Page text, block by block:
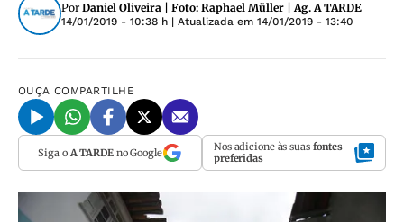
Por Daniel Oliveira | Foto: Raphael Müller | Ag. A TARDE
14/01/2019 - 10:38 h | Atualizada em 14/01/2019 - 13:40
OUÇA COMPARTILHE
Siga o A TARDEno Google Nos adicione às suas fontes
preferidas